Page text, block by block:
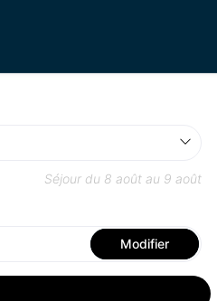
Séjour du 8 août au 9 août
Modifier